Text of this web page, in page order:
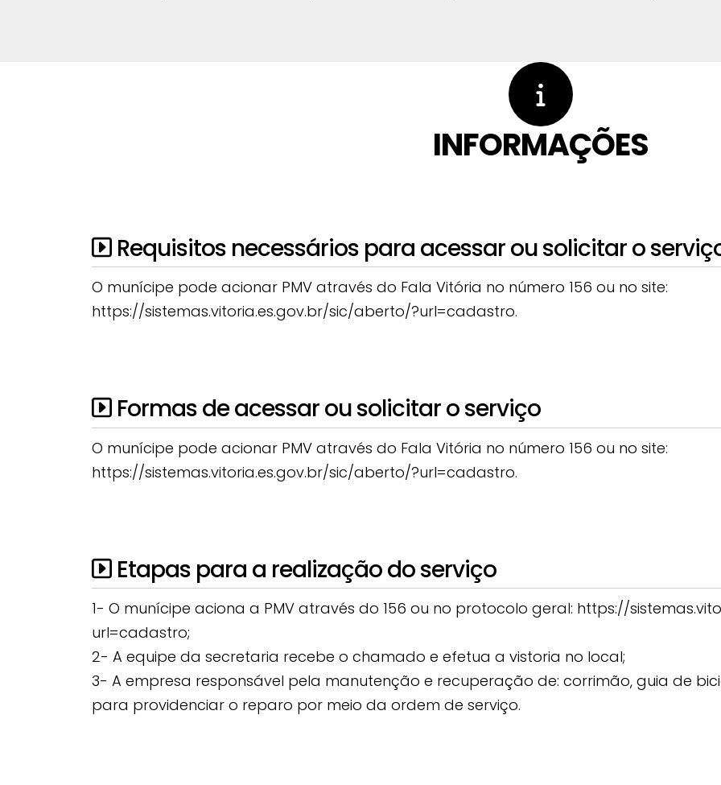
INFORMAÇÕES
Requisitos necessários para acessar ou solicitar o
O munícipe pode acionar PMV através do Fala Vitória no número 156 ou no site:
https://sistemas.vitoria.es.gov.br/sic/aberto/?url=cadastro.
Formas de acessar ou solicitar o serviço
O munícipe pode acionar PMV através do Fala Vitória no número 156 ou no site:
https://sistemas.vitoria.es.gov.br/sic/aberto/?url=cadastro.
Etapas para a realização do serviço
1- O munícipe aciona a PMV através do 156 ou no protocolo geral: https://
url=cadastro;
2- A equipe da secretaria recebe o chamado e efetua a vistoria no local;
3- A empresa responsável pela manutenção e recuperação de: corrimão, guia de
para providenciar o reparo por meio da ordem de serviço.